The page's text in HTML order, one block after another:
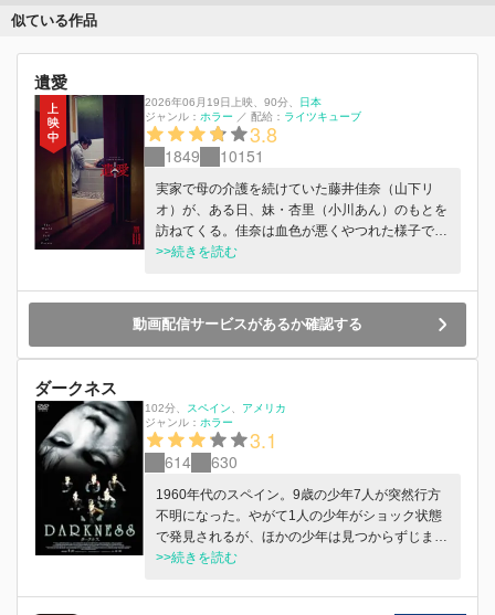
似ている作品
遺愛
2026年06月19日上映 90分
日本
ジャンル： ホラー ／ 配給： ライツキューブ
3.8
1849 10151
実家で母の介護を続けていた藤井佳奈（山下リ
オ）が、ある日、妹・杏里（小川あん）のもとを
訪ねてくる。佳奈は血色が悪くやつれた様子で、
自分たちの母が“もう母ではない、何かになって
り、献身的に母の介護を続けていた佳奈。だが彼
女は、話しかけてもほとんど無反応で、食べ物を
こぼし、部屋を散らかし、ときに突然噛みついて
くる母に対して次第に苛立ちを募らせ、疲弊して
はもう母ではない“何か”――による呪いだと考え
るようになる。そしてその呪いの次の標的は、一
家と懇意の精神科医・熊谷（マキタスポーツ）、
が言うように本当に呪いが存在し、家族に危険が
迫っているのか。それとも、介護に疲れ心身とも
に限界に達した彼女が生み出した偽りの真実なの
か。佳奈と共に母の暮らす実家へと向かった杏里
>>続きを読む
動画配信サービスがあるか確認する
ダークネス
102分 スペイン
アメリカ
ジャンル： ホラー
3.1
614 630
1960年代のスペイン。9歳の少年7人が突然行方
不明になった。やがて1人の少年がショック状態
で発見されるが、ほかの少年は見つからずじまい
だった。40年後、神経症を患う父の療養のため、
引っ越してくる。
>>続きを読む